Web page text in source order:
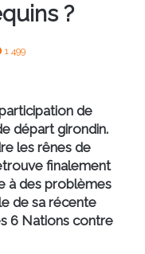
?
1 499
de
départ girondin.
les rênes de
finalement
à des problèmes
de sa récente
6 Nations contre